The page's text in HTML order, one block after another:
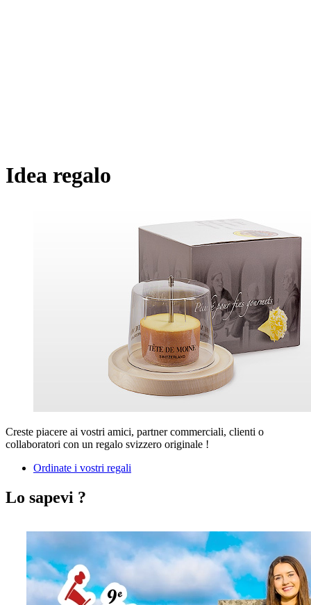
Idea regalo
Creste piacere ai vostri amici, partner commerciali, clienti o
collaboratori con un regalo svizzero originale !
Ordinate i vostri regali
Lo sapevi ?